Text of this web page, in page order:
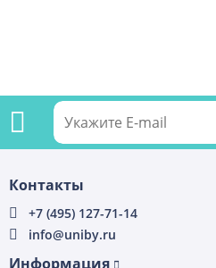
Контакты
+7 (495) 127-71-14
info@uniby.ru
Информация